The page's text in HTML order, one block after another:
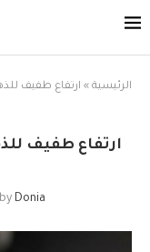
الرئيسية » ارتفاع طفيف
ارتفاع طفيف
Donia